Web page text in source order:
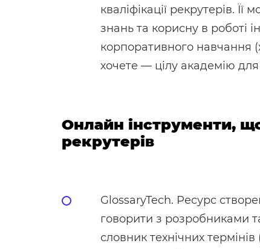
кваліфікації рекрутерів.
знань та корисну в роботі
корпоративного навчання
хочете — цілу академію для
Онлайн інструменти,
рекрутерів
GlossaryTech. Ресурс
говорити з розробниками
словник технічних